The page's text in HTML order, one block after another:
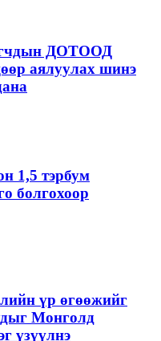
ДОТООД
аялуулах шинэ
1,5 тэрбум
болгохоор
үр өгөөжийг
Монголд
үзүүлнэ